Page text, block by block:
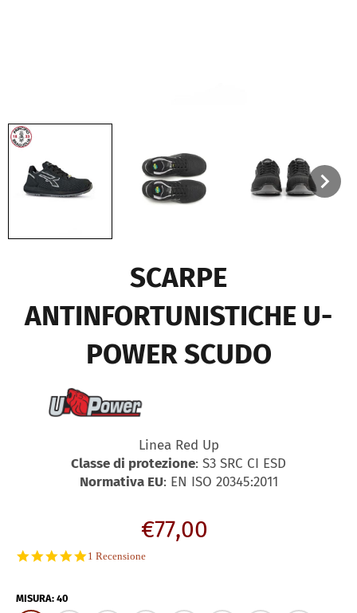
SCARPE
ANTINFORTUNISTICHE U-
POWER SCUDO
Linea Red Up
Classe di protezione: S3 SRC CI ESD
Normativa EU: EN ISO 20345:2011
Prezzo
listino
€77,00
5.0
1 Recensione
MISURA: 40